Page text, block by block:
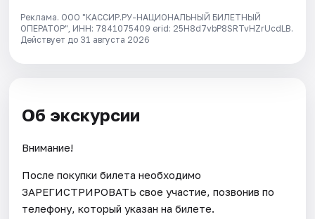
Реклама. ООО "КАССИР.РУ-НАЦИОНАЛЬНЫЙ БИЛЕТНЫЙ
ОПЕРАТОР", ИНН: 7841075409 erid: 25H8d7vbP8SRTvHZrUcdLB.
Действует до 31 августа 2026
Об экскурсии
Внимание!
После покупки билета необходимо
ЗАРЕГИСТРИРОВАТЬ свое участие, позвонив по
телефону, который указан на билете.